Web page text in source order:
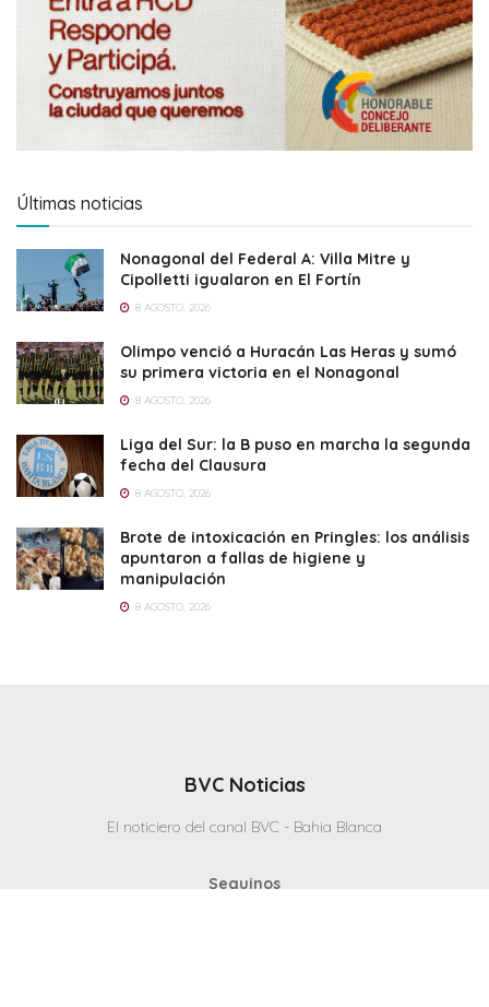
Últimas noticias
Nonagonal del Federal A: Villa Mitre y
Cipolletti igualaron en El Fortín
8 AGOSTO, 2026
Olimpo venció a Huracán Las Heras y sumó
su primera victoria en el Nonagonal
8 AGOSTO, 2026
Liga del Sur: la B puso en marcha la segunda
fecha del Clausura
8 AGOSTO, 2026
Brote de intoxicación en Pringles: los análisis
apuntaron a fallas de higiene y
manipulación
8 AGOSTO, 2026
BVC Noticias
El noticiero del canal BVC - Bahia Blanca
Seguinos